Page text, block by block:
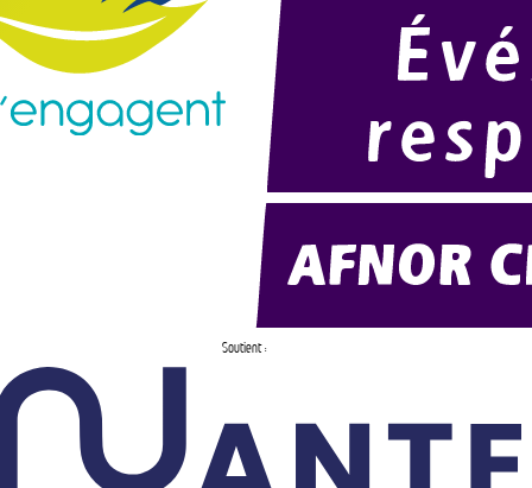
Soutient :